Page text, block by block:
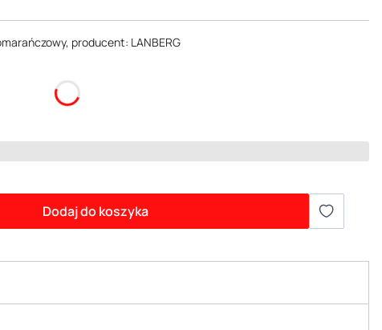
producent: LANBERG
Dodaj do koszyka